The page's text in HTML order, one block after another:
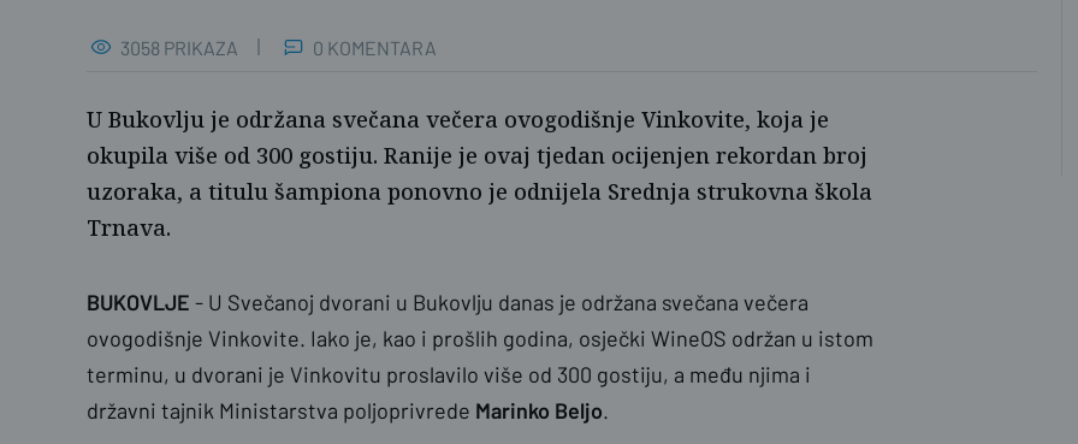
3058 PRIKAZA 0 KOMENTARA
U Bukovlju je održana svečana večera ovogodišnje Vinkovite, koja je
okupila više od 300 gostiju. Ranije je ovaj tjedan ocijenjen rekordan broj
uzoraka, a titulu šampiona ponovno je odnijela Srednja strukovna škola
Trnava.
BUKOVLJE - U Svečanoj dvorani u Bukovlju danas je održana svečana večera
ovogodišnje Vinkovite. Iako je, kao i prošlih godina, osječki WineOS održan u istom
terminu, u dvorani je Vinkovitu proslavilo više od 300 gostiju, a među njima i
državni tajnik Ministarstva poljoprivrede Marinko Beljo.